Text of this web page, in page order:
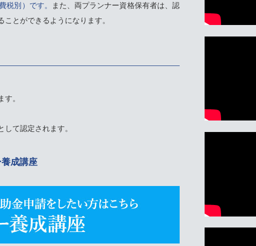
税別）です。
また、両プランナー資格保有者は、認
とができるようになります。
。
て認定されます。
成講座